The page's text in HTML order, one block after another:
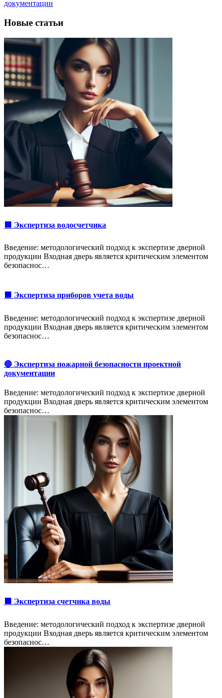
документации
Новые статьи
🟥 Экспертиза водосчетчика
Введение: методологический подход к экспертизе дверной
продукции Входная дверь является критическим элементом
безопаснос…
🟩 Экспертиза приборов учета воды
Введение: методологический подход к экспертизе дверной
продукции Входная дверь является критическим элементом
безопаснос…
🔴 Экспертиза пожарной безопасности проектной
документации
Введение: методологический подход к экспертизе дверной
продукции Входная дверь является критическим элементом
безопаснос…
🟩 Экспертиза счетчика воды
Введение: методологический подход к экспертизе дверной
продукции Входная дверь является критическим элементом
безопаснос…